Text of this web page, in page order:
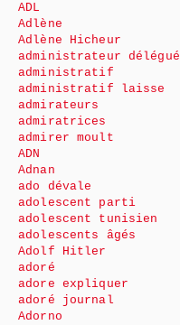
ADL
Adlène
Adlène Hicheur
administrateur délégué
administratif
administratif laisse
admirateurs
admiratrices
admirer moult
ADN
Adnan
ado dévale
adolescent parti
adolescent tunisien
adolescents âgés
Adolf Hitler
adoré
adore expliquer
adoré journal
Adorno